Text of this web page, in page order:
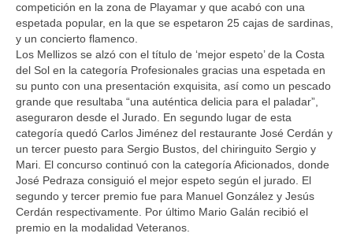
Agenda
Hazte Socio
Coworking
Cita Previa
Noticias
Contacto
Buzón de sugerencias
competición en la zona de Playamar y que acabó con una
espetada popular, en la que se espetaron 25 cajas de sardinas,
y un concierto flamenco.
Los Mellizos se alzó con el título de ‘mejor espeto’ de la Costa
del Sol en la categoría Profesionales gracias una espetada en
su punto con una presentación exquisita, así como un pescado
grande que resultaba “una auténtica delicia para el paladar”,
aseguraron desde el Jurado. En segundo lugar de esta
categoría quedó Carlos Jiménez del restaurante José Cerdán y
un tercer puesto para Sergio Bustos, del chiringuito Sergio y
Mari. El concurso continuó con la categoría Aficionados, donde
José Pedraza consiguió el mejor espeto según el jurado. El
segundo y tercer premio fue para Manuel González y Jesús
Cerdán respectivamente. Por último Mario Galán recibió el
premio en la modalidad Veteranos.